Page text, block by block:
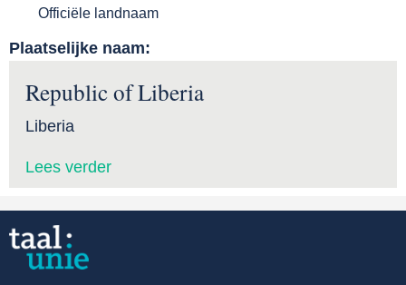
Officiële landnaam
Plaatselijke naam:
Republic of Liberia
Liberia
Lees verder